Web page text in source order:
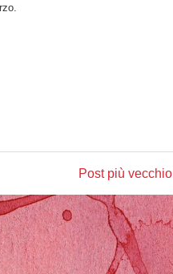
Post più vecchio